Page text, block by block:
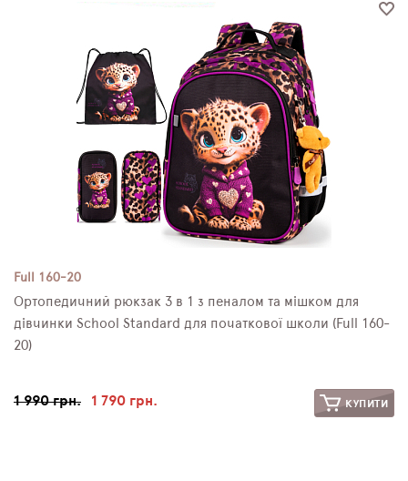
Full 160-20
Ортопедичний рюкзак 3 в 1 з пеналом та мішком для
дівчинки School Standard для початкової школи (Full 160-
20)
1 990 грн. 1 790 грн. КУПИТИ